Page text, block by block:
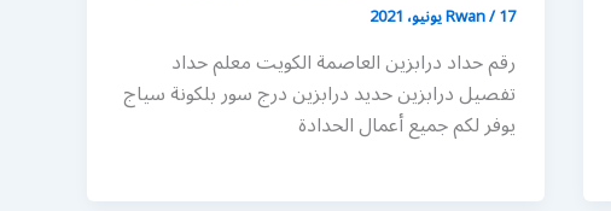
Rwan/17 يونيو، 2021
رقم حداد درابزين العاصمة الكويت معلم حداد
تفصيل درابزين حديد درابزين درج سور بلكونة سياج
يوفر لكم جميع أعمال الحدادة